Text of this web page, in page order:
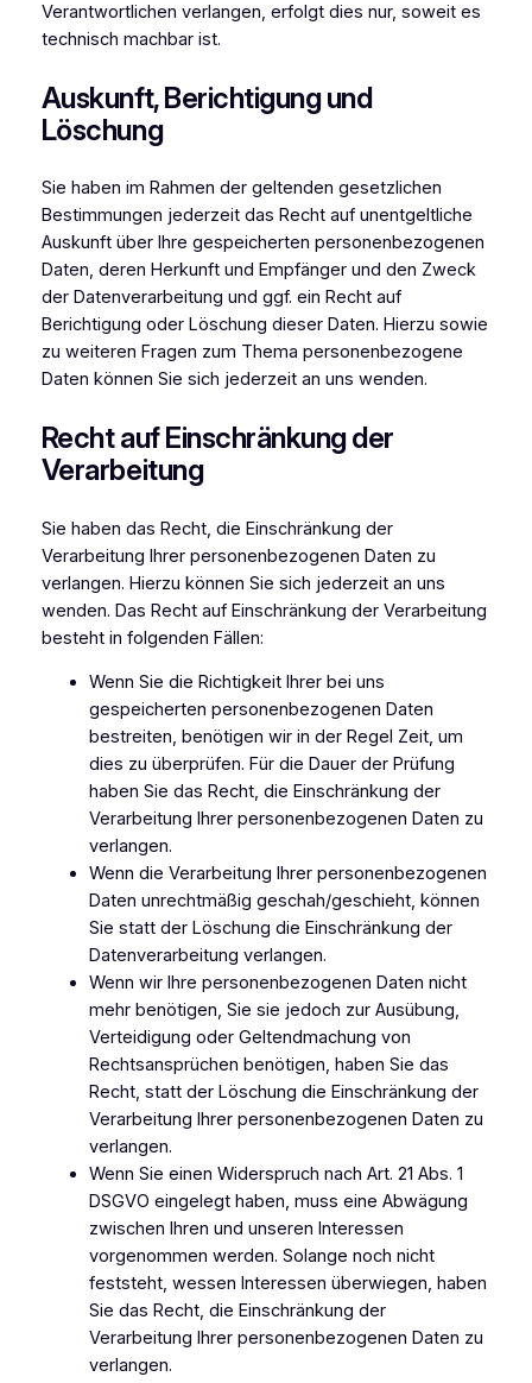
Verantwortlichen verlangen, erfolgt dies nur, soweit es
technisch machbar ist.
Auskunft, Berichtigung und
Löschung
Sie haben im Rahmen der geltenden gesetzlichen
Bestimmungen jederzeit das Recht auf unentgeltliche
Auskunft über Ihre gespeicherten personenbezogenen
Daten, deren Herkunft und Empfänger und den Zweck
der Datenverarbeitung und ggf. ein Recht auf
Berichtigung oder Löschung dieser Daten. Hierzu sowie
zu weiteren Fragen zum Thema personenbezogene
Daten können Sie sich jederzeit an uns wenden.
Recht auf Einschränkung der
Verarbeitung
Sie haben das Recht, die Einschränkung der
Verarbeitung Ihrer personenbezogenen Daten zu
verlangen. Hierzu können Sie sich jederzeit an uns
wenden. Das Recht auf Einschränkung der Verarbeitung
besteht in folgenden Fällen:
Wenn Sie die Richtigkeit Ihrer bei uns
gespeicherten personenbezogenen Daten
bestreiten, benötigen wir in der Regel Zeit, um
dies zu überprüfen. Für die Dauer der Prüfung
haben Sie das Recht, die Einschränkung der
Verarbeitung Ihrer personenbezogenen Daten zu
verlangen.
Wenn die Verarbeitung Ihrer personenbezogenen
Daten unrechtmäßig geschah/geschieht, können
Sie statt der Löschung die Einschränkung der
Datenverarbeitung verlangen.
Wenn wir Ihre personenbezogenen Daten nicht
mehr benötigen, Sie sie jedoch zur Ausübung,
Verteidigung oder Geltendmachung von
Rechtsansprüchen benötigen, haben Sie das
Recht, statt der Löschung die Einschränkung der
Verarbeitung Ihrer personenbezogenen Daten zu
verlangen.
Wenn Sie einen Widerspruch nach Art. 21 Abs. 1
DSGVO eingelegt haben, muss eine Abwägung
zwischen Ihren und unseren Interessen
vorgenommen werden. Solange noch nicht
feststeht, wessen Interessen überwiegen, haben
Sie das Recht, die Einschränkung der
Verarbeitung Ihrer personenbezogenen Daten zu
verlangen.